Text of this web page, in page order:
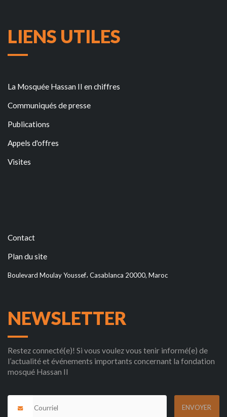
LIENS UTILES
La Mosquée Hassan II en chiffres
Communiqués de presse
Publications
Appels d'offres
Visites
Contact
Plan du site
Boulevard Moulay Youssef، Casablanca 20000, Maroc
NEWSLETTER
Restez connecté(e)! Si vous voulez vous tenir informé(e) de
l’actualité et événements importants concernant la fondation
mosqué Hassan II